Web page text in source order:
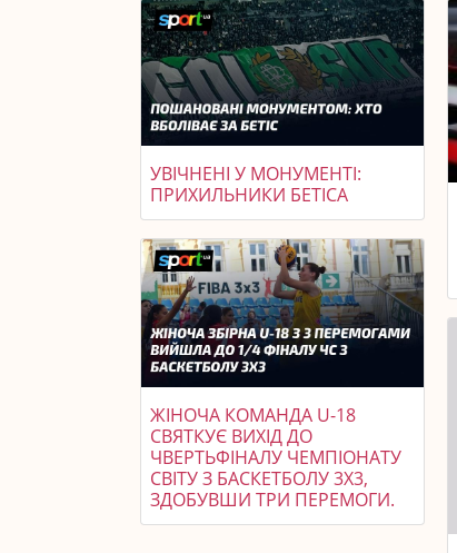
УВІЧНЕНІ У МОНУМЕНТІ:
ПРИХИЛЬНИКИ БЕТІСА
ЖІНОЧА КОМАНДА U-18
СВЯТКУЄ ВИХІД ДО
ЧВЕРТЬФІНАЛУ ЧЕМПІОНАТУ
СВІТУ З БАСКЕТБОЛУ 3X3,
ЗДОБУВШИ ТРИ ПЕРЕМОГИ.